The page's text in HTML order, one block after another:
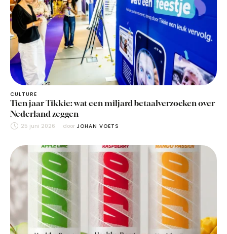
CULTURE
Tien jaar Tikkie: wat een miljard betaalverzoeken over
Nederland zeggen
25 juni 2026 door JOHAN VOETS